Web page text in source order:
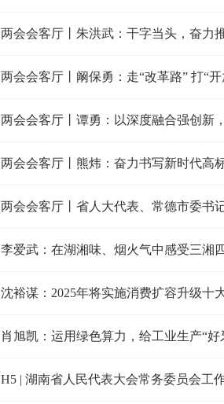
两会会客厅丨朱洪武：干字当头，奋力
两会会客厅丨阚保勇：走“改革路” 打“开
两会会客厅丨谭勇：以深度融合强创新
两会会客厅丨熊炜：奋力书写新时代高
李爱武：在湖湘味、烟火气中感受三湘
沈裕谋：2025年将实施消费扩容升级十
肖旭凯：运用绿色算力，给工业生产“
H5 | 湖南省人民代表大会常务委员会工